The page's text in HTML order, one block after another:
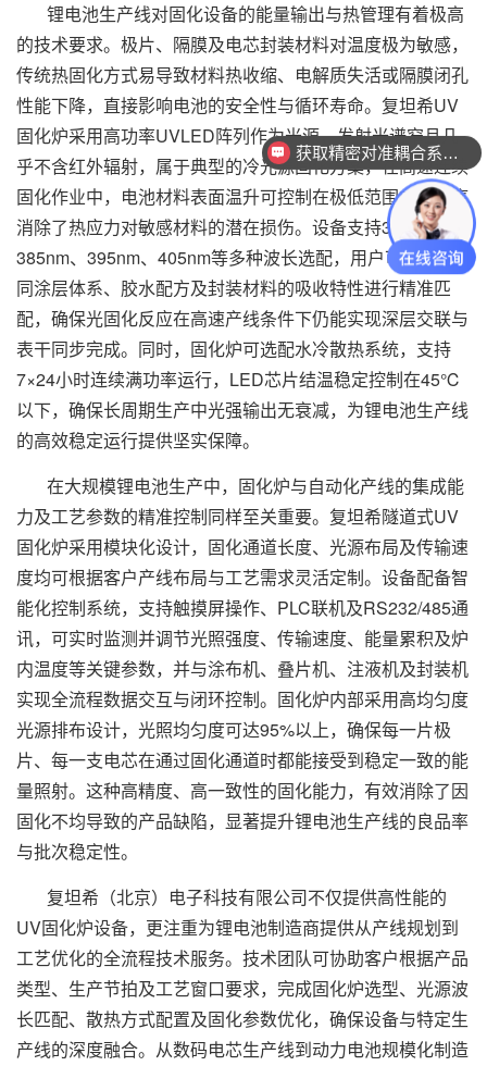
锂电池生产线对固化设备的能量输出与热管理有着极高
的技术要求。极片、隔膜及电芯封装材料对温度极为敏感，
传统热固化方式易导致材料热收缩、电解质失活或隔膜闭孔
性能下降，直接影响电池的安全性与循环寿命。复坦希UV
固化炉采用高功率UVLED阵列作为光源，发射光谱窄且几
乎不含红外辐射，属于典型的冷光源固化方案，在高速连续
固化作业中，电池材料表面温升可控制在极低范围内，彻底
消除了热应力对敏感材料的潜在损伤。设备支持365nm、
385nm、395nm、405nm等多种波长选配，用户可根据不
同涂层体系、胶水配方及封装材料的吸收特性进行精准匹
配，确保光固化反应在高速产线条件下仍能实现深层交联与
表干同步完成。同时，固化炉可选配水冷散热系统，支持
7×24小时连续满功率运行，LED芯片结温稳定控制在45℃
以下，确保长周期生产中光强输出无衰减，为锂电池生产线
的高效稳定运行提供坚实保障。
在大规模锂电池生产中，固化炉与自动化产线的集成能
力及工艺参数的精准控制同样至关重要。复坦希隧道式UV
固化炉采用模块化设计，固化通道长度、光源布局及传输速
度均可根据客户产线布局与工艺需求灵活定制。设备配备智
能化控制系统，支持触摸屏操作、PLC联机及RS232/485通
讯，可实时监测并调节光照强度、传输速度、能量累积及炉
内温度等关键参数，并与涂布机、叠片机、注液机及封装机
实现全流程数据交互与闭环控制。固化炉内部采用高均匀度
光源排布设计，光照均匀度可达95%以上，确保每一片极
片、每一支电芯在通过固化通道时都能接受到稳定一致的能
量照射。这种高精度、高一致性的固化能力，有效消除了因
固化不均导致的产品缺陷，显著提升锂电池生产线的良品率
与批次稳定性。
复坦希（北京）电子科技有限公司不仅提供高性能的
UV固化炉设备，更注重为锂电池制造商提供从产线规划到
工艺优化的全流程技术服务。技术团队可协助客户根据产品
类型、生产节拍及工艺窗口要求，完成固化炉选型、光源波
长匹配、散热方式配置及固化参数优化，确保设备与特定生
产线的深度融合。从数码电芯生产线到动力电池规模化制造
获取精密对准耦合系统技术方案